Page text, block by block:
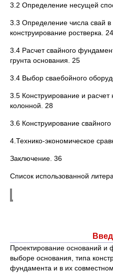
3.2 Определение несущей
3.3 Определение числа свай
конструирование ростверка. 24
3.4 Расчет свайного
грунта основания. 25
3.4 Выбор сваебойного
3.5 Конструирование и расчет
колонной. 28
3.6 Конструирование
4.Технико-экономическое
Заключение. 36
Список использованной
Проектирование оснований и
выборе основания, типа
фундамента и в их